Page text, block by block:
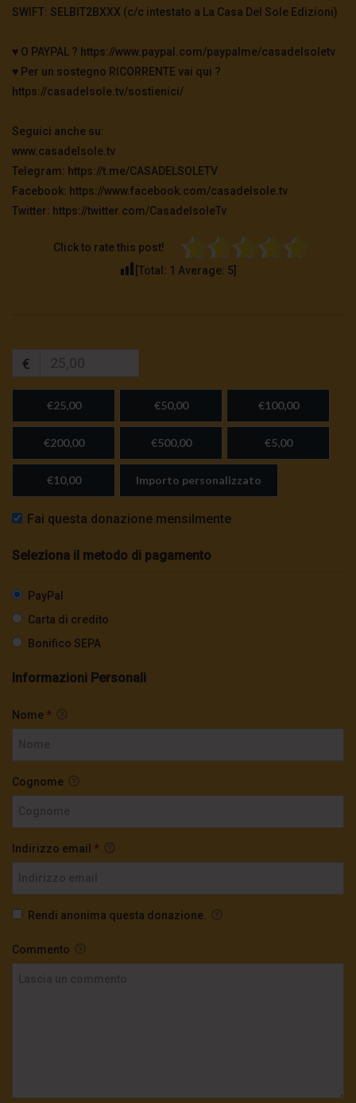
SWIFT: SELBIT2BXXX (c/c intestato a La Casa Del Sole Edizioni)
♥️ O PAYPAL ? https://www.paypal.com/paypalme/casadelsoletv
♥️ Per un sostegno RICORRENTE vai qui ?
https://casadelsole.tv/sostienici/
Seguici anche su:
www.casadelsole.tv
Telegram: https://t.me/CASADELSOLETV
Facebook: https://www.facebook.com/casadelsole.tv
Twitter: https://twitter.com/CasadelsoleTv
Click to rate this post!
[Total: 1 Average: 5
€
€25,00 €50,00 €100,00
€200,00 €500,00 €5,00
€10,00 Importo personalizzato
Fai questa donazione mensilmente
Seleziona il metodo di pagamento
PayPal
Carta di credito
Bonifico SEPA
Informazioni Personali
Nome *
Cognome
Indirizzo email *
Rendi anonima questa donazione.
Commento